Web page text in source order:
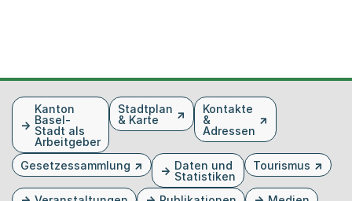
FusszeileKanton
Basel-
Stadt als
Arbeitgeber
Stadtplan
& Karte
Kontakte
&
Adressen
Gesetzessammlung
Daten und
Statistiken
Tourismus